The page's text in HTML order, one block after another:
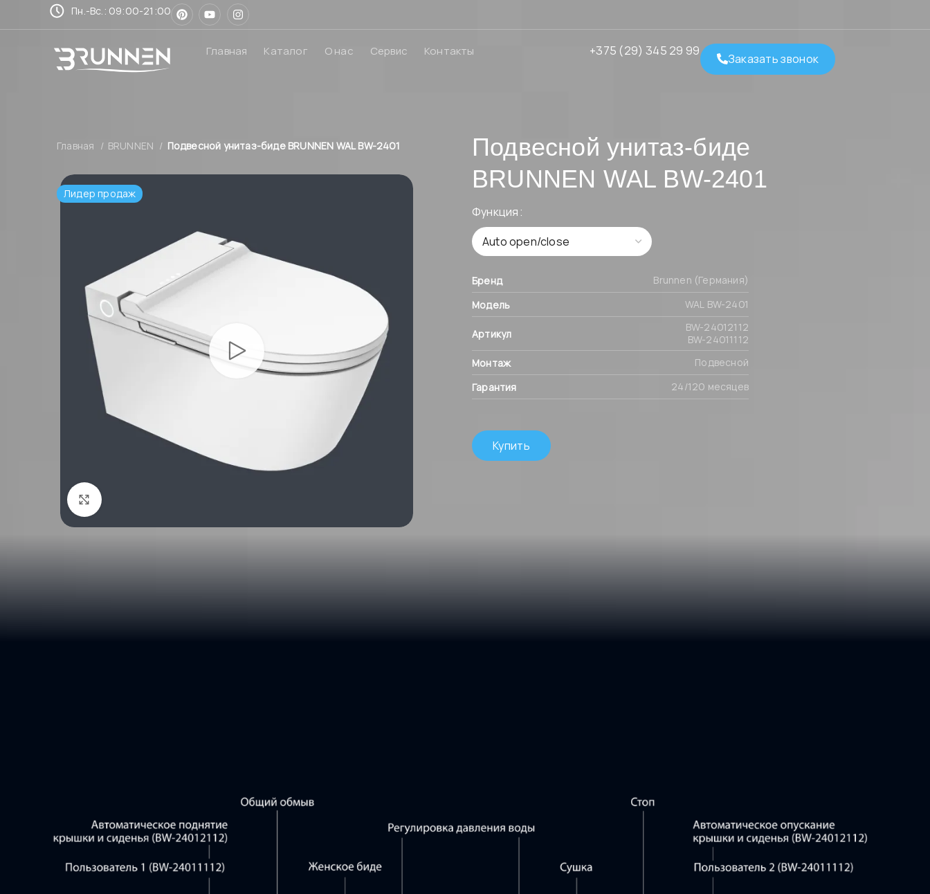
Пн.-Вс.: 09:00-21:00
Главная Каталог О нас Сервис Контакты +375 (29) 345 29 99
Заказать звонок
Главная BRUNNEN Подвесной унитаз-биде BRUNNEN WAL BW-2401
Лидер продаж
Подвесной унитаз-биде
BRUNNEN WAL BW-2401
Функция
Бренд
Вrunnen (Германия)
Модель
WAL BW-2401
Артикул
BW-24012112
BW-24011112
Монтаж
Подвесной
Гарантия
24/120 месяцев
Купить